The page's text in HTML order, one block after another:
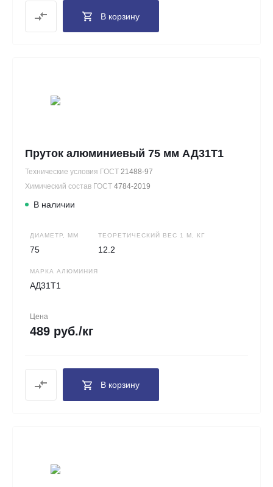
В корзину
Пруток алюминиевый 75 мм АД31Т1
Технические условия ГОСТ 21488-97
Химический состав ГОСТ 4784-2019
В наличии
ДИАМЕТР, ММ
75
ТЕОРЕТИЧЕСКИЙ ВЕС 1 М, КГ
12.2
МАРКА АЛЮМИНИЯ
АД31Т1
Цена
489 руб./кг
В корзину